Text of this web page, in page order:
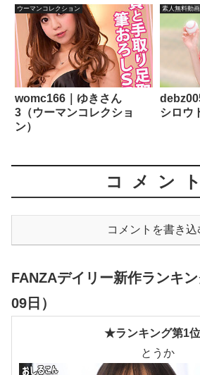
ウーマンコレクション
womc166｜ゆきさん
3（ウーマンコレクショ
ン）
素人無料動画
シロウ
コメント
コメントを書き込
FANZAデイリー新作ランキ
09日）
★ランキング第1
とうか